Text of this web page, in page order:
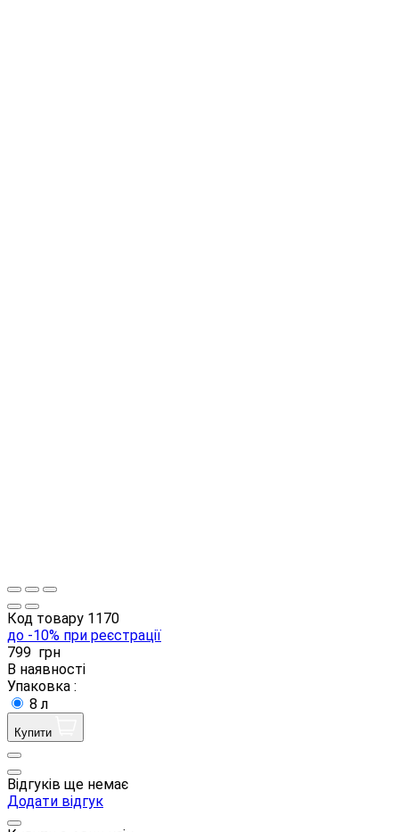
Код товару 1170
до -10% при реєстрації
799 грн
В наявності
Упаковка :
8 л
Купити
Відгуків ще немає
Додати відгук